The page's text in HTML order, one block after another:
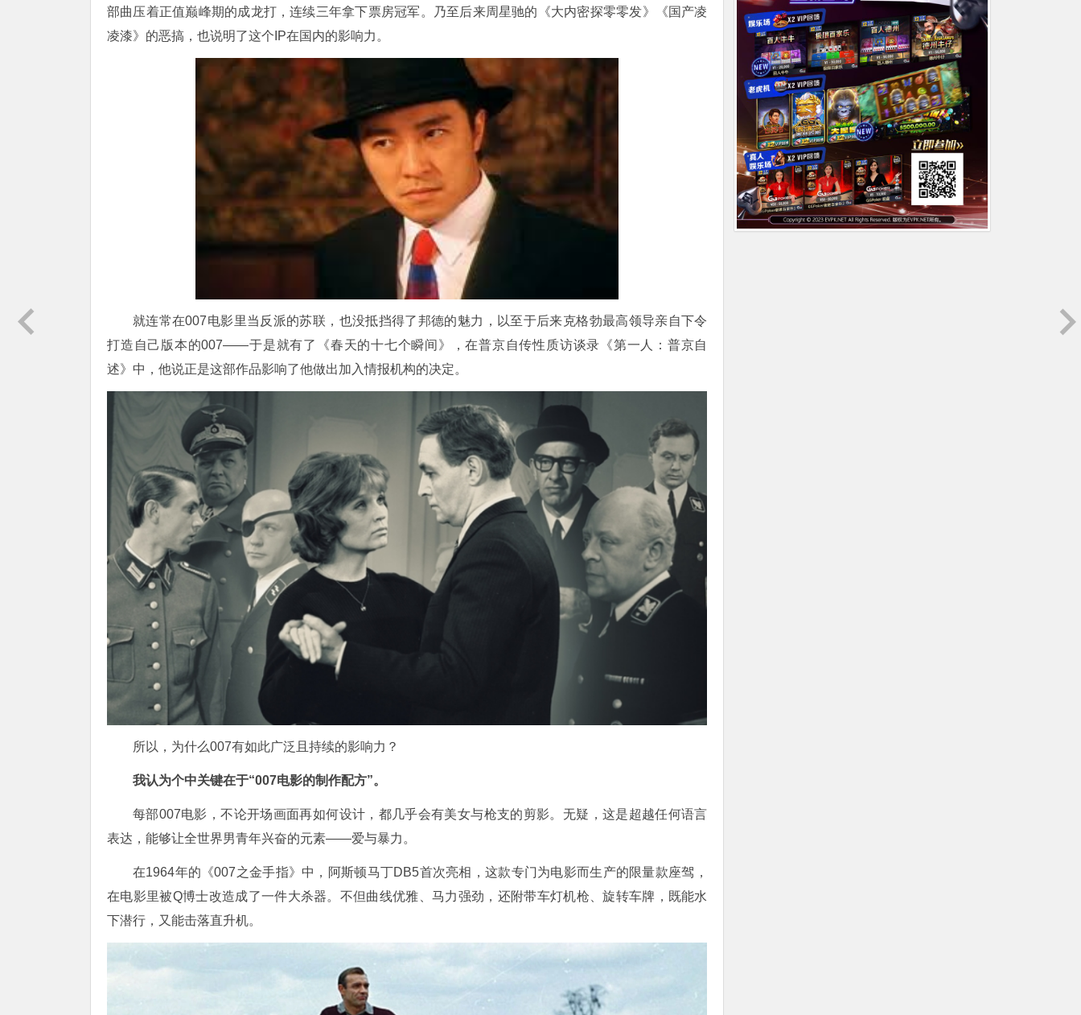
部曲压着正值巅峰期的成龙打，连续三年拿下票房冠军。乃至后来周星驰的《大内密探零零发》《国产凌
凌漆》的恶搞，也说明了这个IP在国内的影响力。
就连常在007电影里当反派的苏联 ， 也没抵挡得了邦德的魅力，以至于后来克格勃最高领导亲自下令
打造自己版本的007——于是就有了《春天的十七个瞬间》，在普京自传性质访谈录《第一人：普京自
述》中，他说正是这部作品影响了他做出加入情报机构的决定。
所以，为什么007有如此广泛且持续的影响力？
我认为个中关键在于“007电影的制作配方”。
每部007电影，不论开场画面再如何设计，都几乎会有美女与枪支的剪影。无疑，这是超越任何语言
表达，能够让全世界男青年兴奋的元素——爱与暴力。
在1964年的 《007之金手指》 中，阿斯顿马丁DB5首次亮相，这款专门为电影而生产的限量款座驾 ，
在电影里被Q博士改造成了一件大杀器。不但曲线优雅、马力强劲，还附带车灯机枪、旋转车牌 ，既能水
下潜行，又能击落直升机。